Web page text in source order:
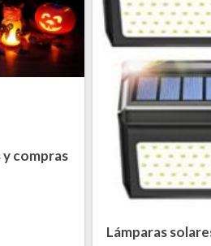
y compras
Lámparas